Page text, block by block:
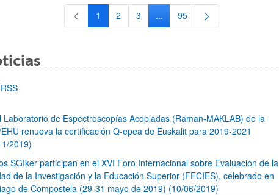
Página
1 Página
2 Página
3 ...Páginas intermedias Use TAB
Página
95
RSS
Laboratorio de Espectroscopías Acopladas (Raman-MAKLAB) de la
EHU renueva la certificación Q-epea de Euskalit para 2019-2021
2019)
SGIker participan en el XVI Foro Internacional sobre Evaluación de la
de la Investigación y la Educación Superior (FECIES), celebrado en
de Compostela (29-31 mayo de 2019) (10/06/2019)